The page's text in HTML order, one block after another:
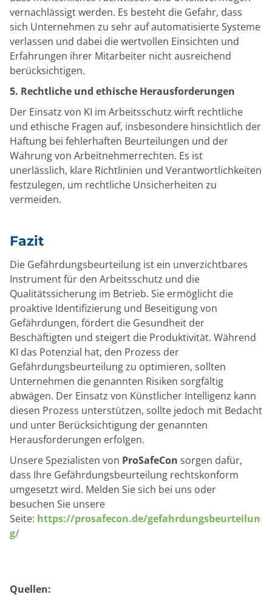
vernachlässigt werden. Es besteht die Gefahr, dass
sich Unternehmen zu sehr auf automatisierte Systeme
verlassen und dabei die wertvollen Einsichten und
Erfahrungen ihrer Mitarbeiter nicht ausreichend
berücksichtigen.
5. Rechtliche und ethische Herausforderungen
Der Einsatz von KI im Arbeitsschutz wirft rechtliche
und ethische Fragen auf, insbesondere hinsichtlich der
Haftung bei fehlerhaften Beurteilungen und der
Wahrung von Arbeitnehmerrechten. Es ist
unerlässlich, klare Richtlinien und Verantwortlichkeiten
festzulegen, um rechtliche Unsicherheiten zu
vermeiden.
Fazit
Die Gefährdungsbeurteilung ist ein unverzichtbares
Instrument für den Arbeitsschutz und die
Qualitätssicherung im Betrieb. Sie ermöglicht die
proaktive Identifizierung und Beseitigung von
Gefährdungen, fördert die Gesundheit der
Beschäftigten und steigert die Produktivität. Während
KI das Potenzial hat, den Prozess der
Gefährdungsbeurteilung zu optimieren, sollten
Unternehmen die genannten Risiken sorgfältig
abwägen. Der Einsatz von Künstlicher Intelligenz kann
diesen Prozess unterstützen, sollte jedoch mit Bedacht
und unter Berücksichtigung der genannten
Herausforderungen erfolgen.
Unsere Spezialisten von ProSafeCon sorgen dafür,
dass Ihre Gefährdungsbeurteilung rechtskonform
umgesetzt wird. Melden Sie sich bei uns oder
besuchen Sie unsere
Seite: https://prosafecon.de/gefahrdungsbeurteilun
g/
Quellen: